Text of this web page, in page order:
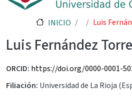
INICIO Luis
Luis Fernández
ORCID https://doi.org/0000-0001-
Filiación Universidad de La Rioja